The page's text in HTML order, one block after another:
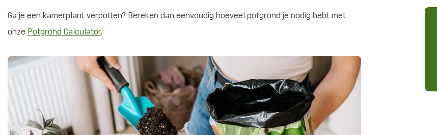
Ga je een kamerplant verpotten? Bereken dan eenvoudig hoeveel potgrond je nodig hebt met
onze Potgrond Calculator.